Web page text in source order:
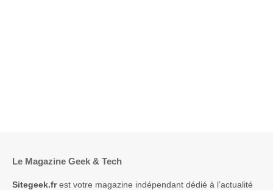
Le Magazine Geek & Tech
Sitegeek.frest votre magazine indépendant dédié à l’actualité